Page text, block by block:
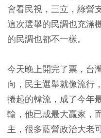
會看民視，三立，綠營
這次選舉的民調也充滿
的民調也都不一樣。
今天晚上開完了票，台
向，民主選舉就像流行
捲起的韓流，成了今年
輸，他已成最大贏家，
主，很多藍營政治大老